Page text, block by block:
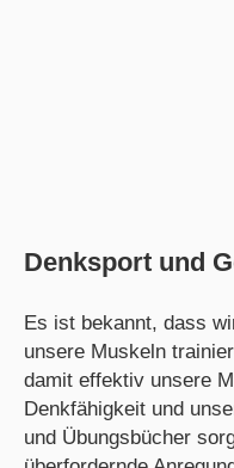
Denksport und
Es ist bekannt, dass
unsere Muskeln
damit effektiv unsere
Denkfähigkeit und
und Übungsbücher